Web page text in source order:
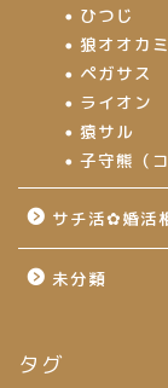
ひつじ
狼オオカミ
ペガサス
ライオン
猿サル
子守熊（
サチ活✿婚活
未分類
タグ